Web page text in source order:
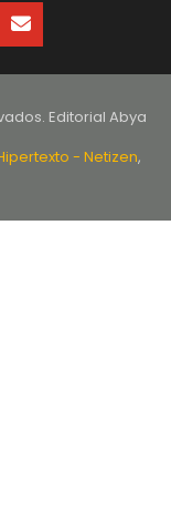
Editorial Abya
- Netizen,